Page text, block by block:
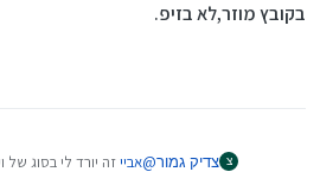
בקובץ מוזר,לא בזיפ.
צ צדיק גמור@אבייזה יורד לי בסוג